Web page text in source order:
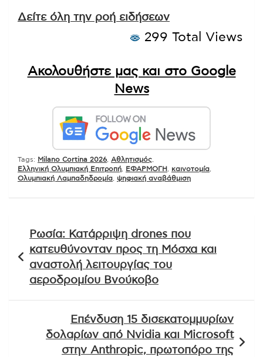
Δείτε όλη την ροή ειδήσεων
299 Total Views
Ακολουθήστε μας και στο Google
News
Tags: Milano Cortina 2026, Αθλητισμός
Ελληνική Ολυμπιακή Επιτροπή
ΕΦΑΡΜΟΓΗ καινοτομία
Ολυμπιακή Λαμπαδηδρομία
ψηφιακή αναβάθμιση
άρθρων
Ρωσία: Κατάρριψη drones που
κατευθύνονταν προς τη Μόσχα και
αναστολή λειτουργίας του
αεροδρομίου Βνούκοβο
Επένδυση 15 δισεκατομμυρίων
δολαρίων από Nvidia και Microsoft
στην Anthropic, πρωτοπόρο της